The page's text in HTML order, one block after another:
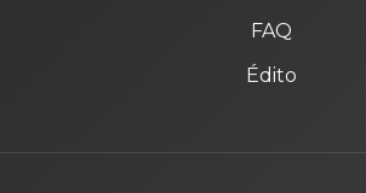
FAQ
Édito